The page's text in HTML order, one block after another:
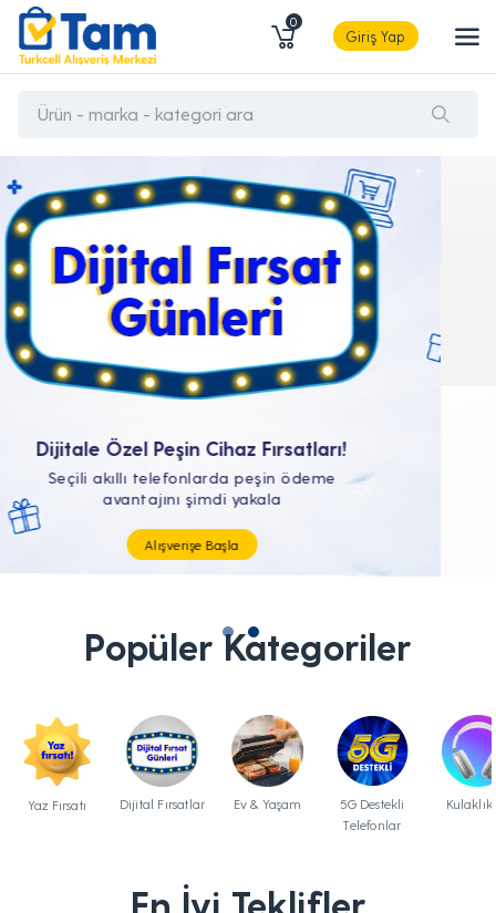
0
Giriş Yap
Tüm Teknolojik İhtiyaçların Tam'da
Popüler Kategoriler
Yaz Fırsatı Dijital Fırsatlar Ev & Yaşam
5G Destekli
Telefonlar
En İyi Teklifler